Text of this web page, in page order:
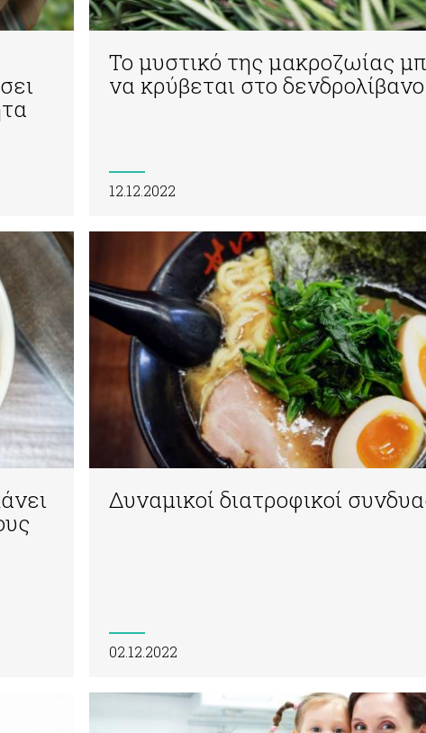
Το μυστικό της μακροζωίας
να κρύβεται στο δενδρολίβανο
12.12.2022
Δυναμικοί διατροφικοί
02.12.2022